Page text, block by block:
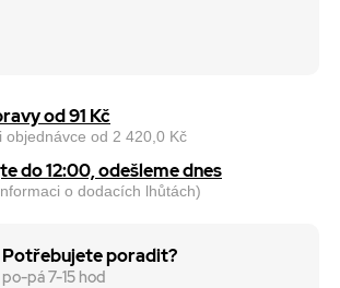
od 91 Kč
objednávce od 2 420,0 Kč
do 12:00, odešleme dnes
o dodacích lhůtách)
Potřebujete poradit?
po-pá 7-15 hod